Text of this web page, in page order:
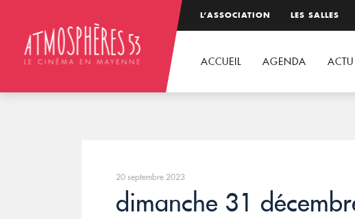
L’ASSOCIATION LES SALLES
ACCUEIL AGENDA ACTU
20 septembre 2023
dimanche 31